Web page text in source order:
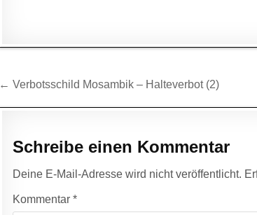
Beitragsnavigation
← Verbotsschild Mosambik – Halteverbot (2)
Schreibe einen Kommentar
Deine E-Mail-Adresse wird nicht veröffentlicht.
Kommentar*